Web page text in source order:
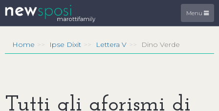
Menu
Home Ipse Dixit Lettera V Dino Verde
Tutti gli aforismi di